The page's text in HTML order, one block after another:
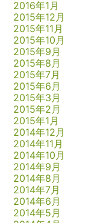
2016年1月
2015年12月
2015年11月
2015年10月
2015年9月
2015年8月
2015年7月
2015年6月
2015年3月
2015年2月
2015年1月
2014年12月
2014年11月
2014年10月
2014年9月
2014年8月
2014年7月
2014年6月
2014年5月